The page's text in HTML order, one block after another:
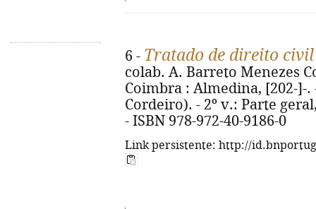
6 - Tratado de direito civil
colab. A. Barreto Menezes
Coimbra : Almedina, [202-]-.
Cordeiro). - 2º v.: Parte
- ISBN 978-972-40-9186-0
Link persistente: http://